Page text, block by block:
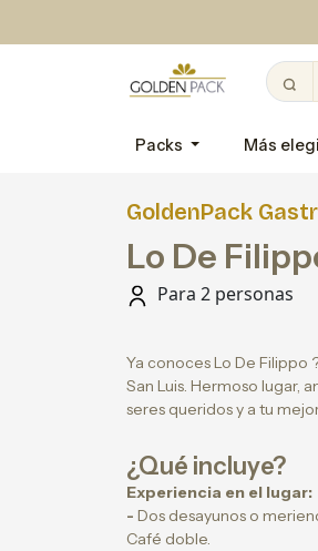
Packs Más
GoldenPack
Lo De
Para 2 personas
Ya conoces Lo De Filippo
San Luis. Hermoso lugar,
seres queridos y a tu
¿Qué incluye?
Experiencia en el lugar:
- Dos desayunos o
Café doble.